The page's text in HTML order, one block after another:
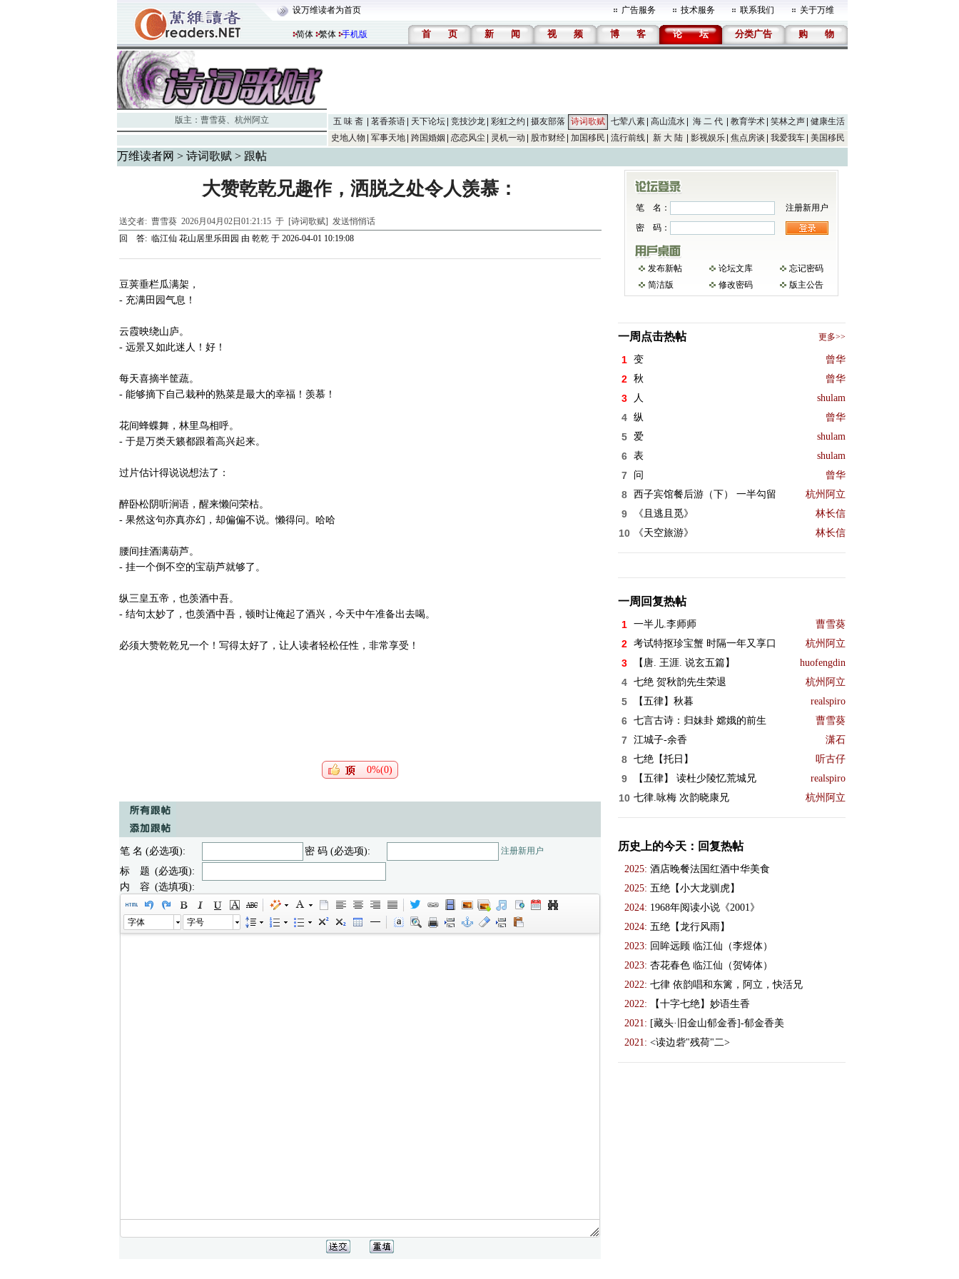
设万维读者为首页 广告服务 技术服务 联系我们 关于万维
简体 繁体 手机版 首 页 新 闻 视 频 博 客 论 坛 分类广告 购 物
版主： 曹雪葵、 杭州阿立 五 味 斋 茗香茶语 天下论坛 竞技沙龙 彩虹之约 摄友部落 诗词歌赋 七荤八素 高山流水 海 二 代 教育学术 笑林之声
健康生活
史地人物
军事天地 跨国婚姻 恋恋风尘 灵机一动 股市财经 加国移民 流行前线 新 大 陆 影视娱乐 焦点房谈 我爱我车 美国移民
万维读者网 > 诗词歌赋> 跟帖
大赞乾乾兄趣作，洒脱之处令人羡慕：
送交者: 曹雪葵2026月04月02日01:21:15 于 [诗词歌赋] 发送悄悄话
回 答: 临江仙 花山居里乐田园 由 乾乾于 2026-04-01 10:19:08
豆荚垂栏瓜满架，
- 充满田园气息！
云霞映绕山庐。
- 远景又如此迷人！好！
每天喜摘半筐蔬。
- 能够摘下自己栽种的熟菜是最大的幸福！羡慕！
花间蜂蝶舞，林里鸟相呼。
- 于是万类天籁都跟着高兴起来。
过片估计得说说想法了：
醉卧松阴听涧语，醒来懒问荣枯。
- 果然这句亦真亦幻，却偏偏不说。懒得问。哈哈
腰间挂酒满葫芦。
- 挂一个倒不空的宝葫芦就够了。
纵三皇五帝，也羡酒中吾。
- 结句太妙了，也羡酒中吾，顿时让俺起了酒兴，今天中午准备出去喝。
必须大赞乾乾兄一个！写得太好了，让人读者轻松任性，非常享受！
0%(0)
笔 名 (必选项): 密 码 (必选项): 注册新用户
标 题 (必选项):
内 容 (选填项):
字体 字号
笔 名：
注册新用户
密 码：
发布新帖 论坛文库
忘记密码
简洁版
修改密码 版主公告
一周点击热帖 更多>>
1 变 曾华
2 秋 曾华
3 人 shulam
4 纵 曾华
5 爱 shulam
6 表 shulam
7 问 曾华
8 西子宾馆餐后游（下） 一半勾留 杭州阿立
9 《且逃且觅》 林长信
10 《天空旅游》 林长信
一周回复热帖
1 一半儿.李师师 曹雪葵
2 考试特抠珍宝蟹 时隔一年又享口 杭州阿立
3 【唐. 王涯. 说玄五篇】 huofengdin
4 七绝 贺秋韵先生荣退 杭州阿立
5 【五律】秋暮 realspiro
6 七言古诗：归妹卦 嫦娥的前生 曹雪葵
7 江城子-余香 潇石
8 七绝【托日】 听古仔
9 【五律】 读杜少陵忆荒城兄 realspiro
10 七律.咏梅 次韵晓康兄 杭州阿立
历史上的今天：回复热帖
2025: 酒店晚餐法国红酒中华美食
2025: 五绝【小大龙驯虎】
2024: 1968年阅读小说《2001》
2024: 五绝【龙行风雨】
2023: 回眸远顾 临江仙（李煜体）
2023: 杏花春色 临江仙（贺铸体）
2022: 七律 依韵唱和东篱，阿立，快活兄
2022:
【十字七绝】妙语生香
2021: [藏头·旧金山郁金香]-郁金香美
2021: <读边砦"残荷"二>